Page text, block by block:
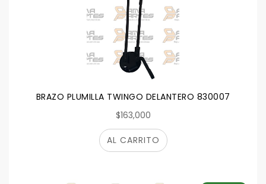
BRAZO PLUMILLA TWINGO DELANTERO 830007
$163,000
AL CARRITO